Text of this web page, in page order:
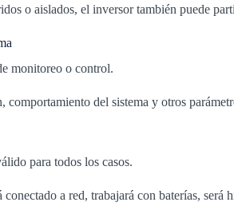
o aislados, el inversor también puede
monitoreo o control.
comportamiento del sistema y otros
para todos los casos.
a red, trabajará con baterías,